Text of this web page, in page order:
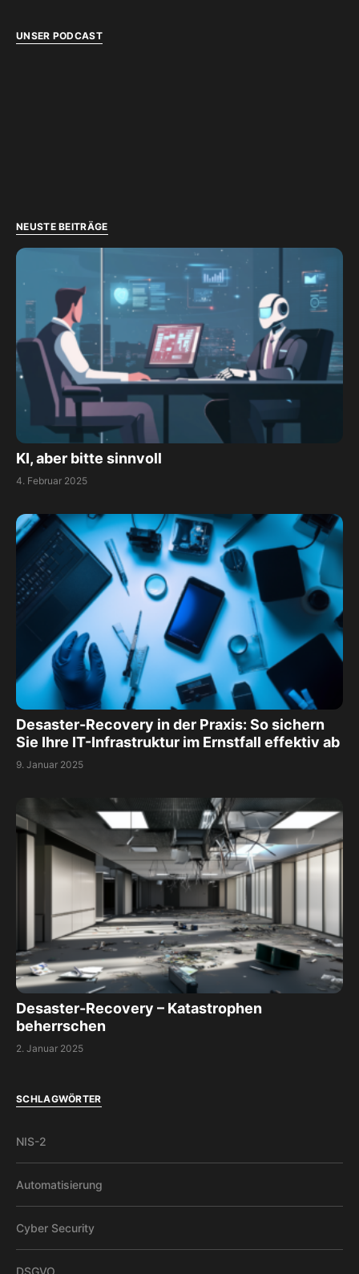
UNSER PODCAST
NEUSTE BEITRÄGE
KI, aber bitte sinnvoll
4. Februar 2025
Desaster-Recovery in der Praxis: So sichern
Sie Ihre IT-Infrastruktur im Ernstfall effektiv ab
9. Januar 2025
Desaster-Recovery – Katastrophen
beherrschen
2. Januar 2025
SCHLAGWÖRTER
NIS-2
Automatisierung
Cyber Security
DSGVO